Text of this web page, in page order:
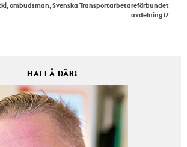
ombudsman, Svenska Transportarbetareförbundet
avdelning 17
HALLÅ DÄR!